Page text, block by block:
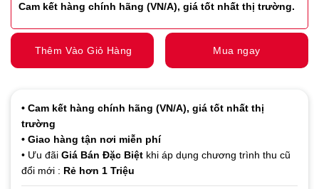
Cam kết hàng chính hãng (VN/A), giá tốt nhất thị trường.
Thêm Vào Giỏ Hàng Mua ngay
• Cam kết hàng chính hãng (VN/A), giá tốt nhất thị
trường
• Giao hàng tận nơi miễn phí
• Ưu đãi Giá Bán Đặc Biệt khi áp dụng chương trình thu cũ
đổi mới : Rẻ hơn 1 Triệu